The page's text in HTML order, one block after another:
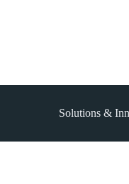
Solutions &